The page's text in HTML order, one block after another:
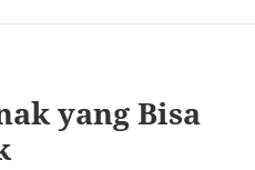
yang Bisa